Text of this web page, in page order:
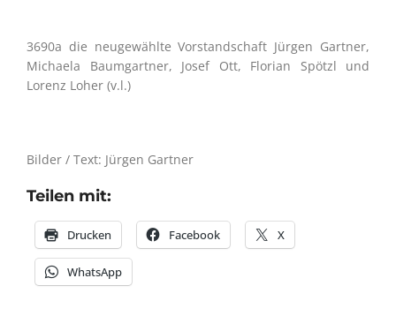
3690a die neugewählte Vorstandschaft Jürgen Gartner,
Michaela Baumgartner, Josef Ott, Florian Spötzl und
Lorenz Loher (v.l.)
Bilder / Text: Jürgen Gartner
Teilen mit:
Drucken Facebook X
WhatsApp